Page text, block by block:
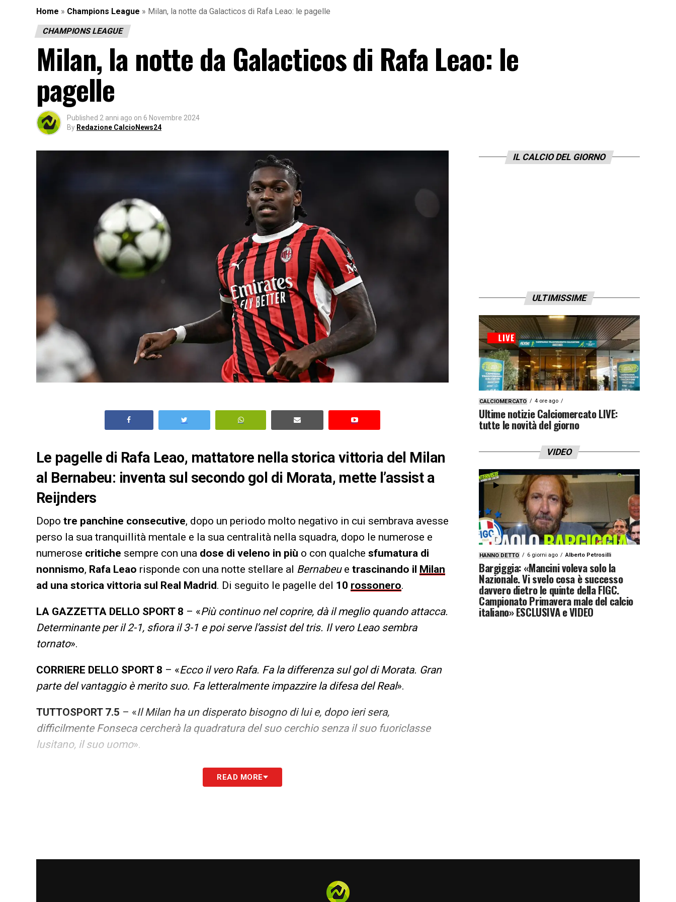
Home » Champions League » Milan, la notte da Galacticos di Rafa Leao: le pagelle
CHAMPIONS LEAGUE
Milan, la notte da Galacticos di Rafa Leao: le
pagelle
Published 2 anni ago on 6 Novembre 2024
By Redazione CalcioNews24
Le pagelle di Rafa Leao, mattatore nella storica vittoria del Milan
al Bernabeu: inventa sul secondo gol di Morata, mette l’assist a
Reijnders
Dopo tre panchine consecutive, dopo un periodo molto negativo in cui sembrava avesse
perso la sua tranquillità mentale e la sua centralità nella squadra, dopo le numerose e
numerose critiche sempre con una dose di veleno in più o con qualche sfumatura di
nonnismo, Rafa Leao risponde con una notte stellare al Bernabeue trascinando il Milan
ad una storica vittoria sul Real Madrid. Di seguito le pagelle del 10 rossonero.
LA GAZZETTA DELLO SPORT 8 – «Più continuo nel coprire, dà il meglio quando attacca.
Determinante per il 2-1, sfiora il 3-1 e poi serve l’assist del tris. Il vero Leao sembra
tornato».
CORRIERE DELLO SPORT 8 – «Ecco il vero Rafa. Fa la differenza sul gol di Morata. Gran
parte del vantaggio è merito suo. Fa letteralmente impazzire la difesa del Real».
TUTTOSPORT 7.5 – «Il Milan ha un disperato bisogno di lui e, dopo ieri sera,
difficilmente Fonseca cercherà la quadratura del suo cerchio senza il suo fuoriclasse
lusitano, il suo uomo».
Grande risposta dopo tre panchine consecutive. Il
secondo gol per metà è suo e sul terzo il contributo è fondamentale
READ MORE
IL CALCIO DEL GIORNO
ULTIMISSIME
CALCIOMERCATO 4 ore ago
Ultime notizie Calciomercato LIVE:
tutte le novità del giorno
VIDEO
HANNO DETTO 6 giorni ago Alberto Petrosilli
Bargiggia: «Mancini voleva solo la
Nazionale. Vi svelo cosa è successo
davvero dietro le quinte della FIGC.
Campionato Primavera male del calcio
italiano» ESCLUSIVA e VIDEO